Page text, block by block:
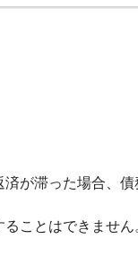
が滞った場合、債
ことはできません。